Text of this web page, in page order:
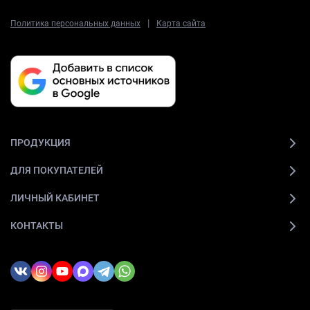
конструкции используется 9 видов переработанных
состоит из вторсырья, что снижает экологический след
устройства.
Политика персональных данных | Карта сайта
ПРОДУКЦИЯ
ДЛЯ ПОКУПАТЕЛЕЙ
ЛИЧНЫЙ КАБИНЕТ
КОНТАКТЫ